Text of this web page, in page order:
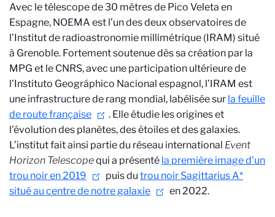
Avec le télescope de 30 mètres de Pico Veleta en
Espagne, NOEMA est l’un des deux observatoires de
l’Institut de radioastronomie millimétrique (IRAM) situé
à Grenoble. Fortement soutenue dès sa création par la
MPG et le CNRS, avec une participation ultérieure de
l’Instituto Geográphico Nacional espagnol, l’IRAM est
une infrastructure de rang mondial, labélisée sur la feuille
de route française
. Elle étudie les origines et
l’évolution des planètes, des étoiles et des galaxies.
L’institut fait ainsi partie du réseau international Event
Horizon Telescopequi a présenté la première image d'un
trou noir en 2019
puis du trou noir Sagittarius A*
situé au centre de notre galaxie
en 2022.